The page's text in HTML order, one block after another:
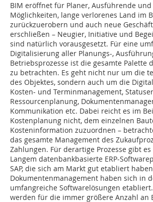
BIM eröffnet für Planer, Ausführende
Möglichkeiten, lange verlorenes Land im
zurückzuerobern und auch neue
erschließen – Neugier, Initiative und
sind natürlich vorausgesetzt. Für eine
Digitalisierung aller Planungs-,
Betriebsprozesse ist die gesamte Palette
zu betrachten. Es geht nicht nur um die
des Objektes, sondern auch um die
Kosten- und Terminmanagement,
Ressourcenplanung,
Kommunikation etc. Dabei reicht es im
Kostenplanung nicht, dem einzelnen
Kosteninformation zuzuordnen –
das gesamte Management des
Zahlungen. Für derartige Prozesse gibt
Langem datenbankbasierte ERP-
SAP, die sich am Markt gut etabliert
Dokumentenmanagement haben sich in
umfangreiche Softwarelösungen
werden für die immer größere Anzahl an